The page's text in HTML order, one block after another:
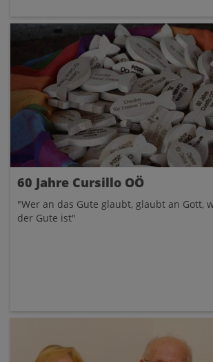
60 Jahre Cursillo OÖ
"Wer an das Gute glaubt, glaubt an Gott,
der Gute ist"